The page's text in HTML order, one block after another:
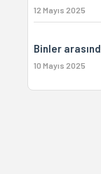
12 Mayıs 2025
Binler
10 Mayıs 2025